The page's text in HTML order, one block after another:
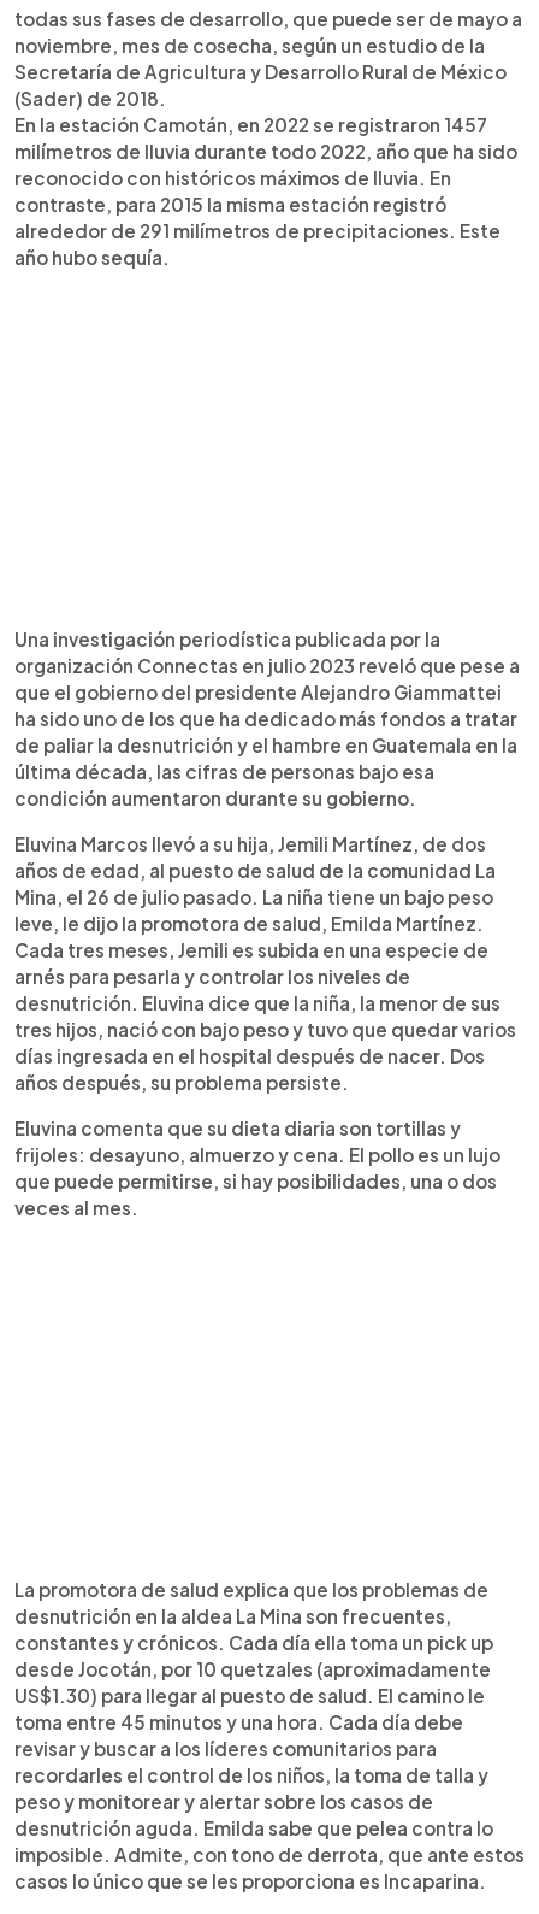
todas sus fases de desarrollo, que puede ser de mayo a
noviembre, mes de cosecha, según un estudio de la
Secretaría de Agricultura y Desarrollo Rural de México
(Sader) de 2018.
En la estación Camotán, en 2022 se registraron 1457
milímetros de lluvia durante todo 2022, año que ha sido
reconocido con históricos máximos de lluvia. En
contraste, para 2015 la misma estación registró
alrededor de 291 milímetros de precipitaciones. Este
año hubo sequía.
Una investigación periodística publicada por la
organización Connectas en julio 2023 reveló que pese a
que el gobierno del presidente Alejandro Giammattei
ha sido uno de los que ha dedicado más fondos a tratar
de paliar la desnutrición y el hambre en Guatemala en la
última década, las cifras de personas bajo esa
condición aumentaron durante su gobierno.
Eluvina Marcos llevó a su hija, Jemili Martínez, de dos
años de edad, al puesto de salud de la comunidad La
Mina, el 26 de julio pasado. La niña tiene un bajo peso
leve, le dijo la promotora de salud, Emilda Martínez.
Cada tres meses, Jemili es subida en una especie de
arnés para pesarla y controlar los niveles de
desnutrición. Eluvina dice que la niña, la menor de sus
tres hijos, nació con bajo peso y tuvo que quedar varios
días ingresada en el hospital después de nacer. Dos
años después, su problema persiste.
Eluvina comenta que su dieta diaria son tortillas y
frijoles: desayuno, almuerzo y cena. El pollo es un lujo
que puede permitirse, si hay posibilidades, una o dos
veces al mes.
La promotora de salud explica que los problemas de
desnutrición en la aldea La Mina son frecuentes,
constantes y crónicos. Cada día ella toma un pick up
desde Jocotán, por 10 quetzales (aproximadamente
US$1.30) para llegar al puesto de salud. El camino le
toma entre 45 minutos y una hora. Cada día debe
revisar y buscar a los líderes comunitarios para
recordarles el control de los niños, la toma de talla y
peso y monitorear y alertar sobre los casos de
desnutrición aguda. Emilda sabe que pelea contra lo
imposible. Admite, con tono de derrota, que ante estos
casos lo único que se les proporciona es Incaparina.